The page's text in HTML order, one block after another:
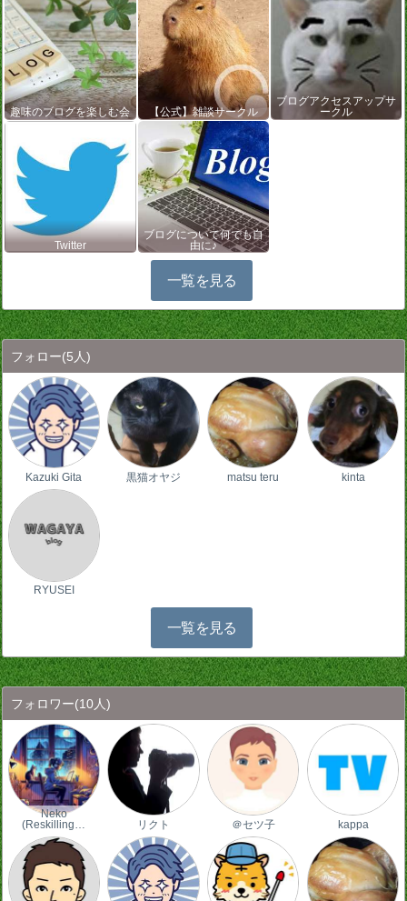
趣味のブログを楽しむ会 【公式】雑談サークル
ブログアクセスアップサ
ークル
Twitter
ブログについて何でも自
由に♪
一覧を見る
フォロー(5人)
Kazuki Gita 黒猫オヤジ matsu teru kinta
RYUSEI
一覧を見る
フォロワー(10人)
Neko
(Reskilling…
リクト ＠セツ子 kappa